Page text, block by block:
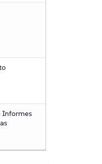
Informes